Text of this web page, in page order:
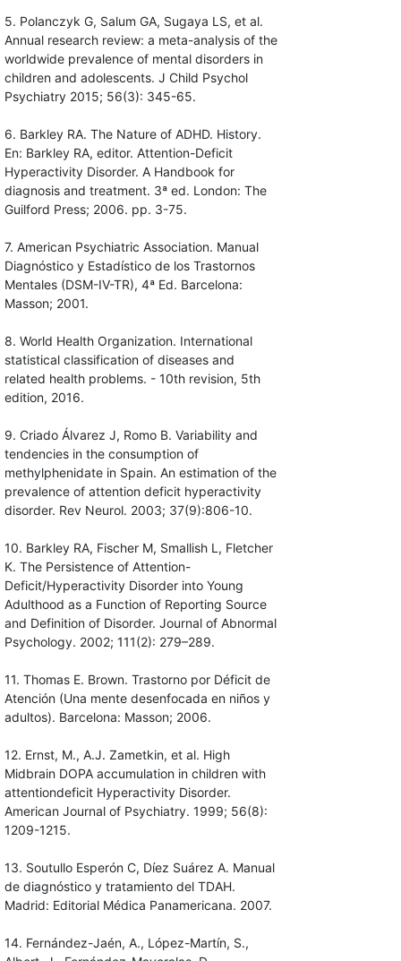
5. Polanczyk G, Salum GA, Sugaya LS, et al.
Annual research review: a meta-analysis of the
worldwide prevalence of mental disorders in
children and adolescents. J Child Psychol
Psychiatry 2015; 56(3): 345-65.
6. Barkley RA. The Nature of ADHD. History.
En: Barkley RA, editor. Attention-Deficit
Hyperactivity Disorder. A Handbook for
diagnosis and treatment. 3ª ed. London: The
Guilford Press; 2006. pp. 3-75.
7. American Psychiatric Association. Manual
Diagnóstico y Estadístico de los Trastornos
Mentales (DSM-IV-TR), 4ª Ed. Barcelona:
Masson; 2001.
8. World Health Organization. International
statistical classification of diseases and
related health problems. - 10th revision, 5th
edition, 2016.
9. Criado Álvarez J, Romo B. Variability and
tendencies in the consumption of
methylphenidate in Spain. An estimation of the
prevalence of attention deficit hyperactivity
disorder. Rev Neurol. 2003; 37(9):806-10.
10. Barkley RA, Fischer M, Smallish L, Fletcher
K. The Persistence of Attention-
Deficit/Hyperactivity Disorder into Young
Adulthood as a Function of Reporting Source
and Definition of Disorder. Journal of Abnormal
Psychology. 2002; 111(2): 279–289.
11. Thomas E. Brown. Trastorno por Déficit de
Atención (Una mente desenfocada en niños y
adultos). Barcelona: Masson; 2006.
12. Ernst, M., A.J. Zametkin, et al. High
Midbrain DOPA accumulation in children with
attentiondeficit Hyperactivity Disorder.
American Journal of Psychiatry. 1999; 56(8):
1209-1215.
13. Soutullo Esperón C, Díez Suárez A. Manual
de diagnóstico y tratamiento del TDAH.
Madrid: Editorial Médica Panamericana. 2007.
14. Fernández-Jaén, A., López-Martín, S.,